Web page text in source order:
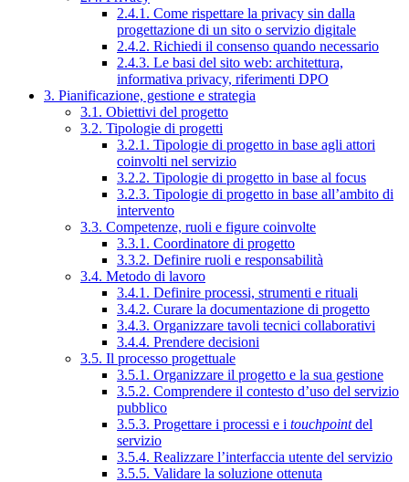
2.4.1. Come rispettare la privacy sin dalla
progettazione di un sito o servizio digitale
2.4.2. Richiedi il consenso quando necessario
2.4.3. Le basi del sito web: architettura,
informativa privacy, riferimenti DPO
3. Pianificazione, gestione e strategia
3.1. Obiettivi del progetto
3.2. Tipologie di progetti
3.2.1. Tipologie di progetto in base agli attori
coinvolti nel servizio
3.2.2. Tipologie di progetto in base al focus
3.2.3. Tipologie di progetto in base all’ambito di
intervento
3.3. Competenze, ruoli e figure coinvolte
3.3.1. Coordinatore di progetto
3.3.2. Definire ruoli e responsabilità
3.4. Metodo di lavoro
3.4.1. Definire processi, strumenti e rituali
3.4.2. Curare la documentazione di progetto
3.4.3. Organizzare tavoli tecnici collaborativi
3.4.4. Prendere decisioni
3.5. Il processo progettuale
3.5.1. Organizzare il progetto e la sua gestione
3.5.2. Comprendere il contesto d’uso del servizio
pubblico
3.5.3. Progettare i processi e i touchpointdel
servizio
3.5.4. Realizzare l’interfaccia utente del servizio
3.5.5. Validare la soluzione ottenuta